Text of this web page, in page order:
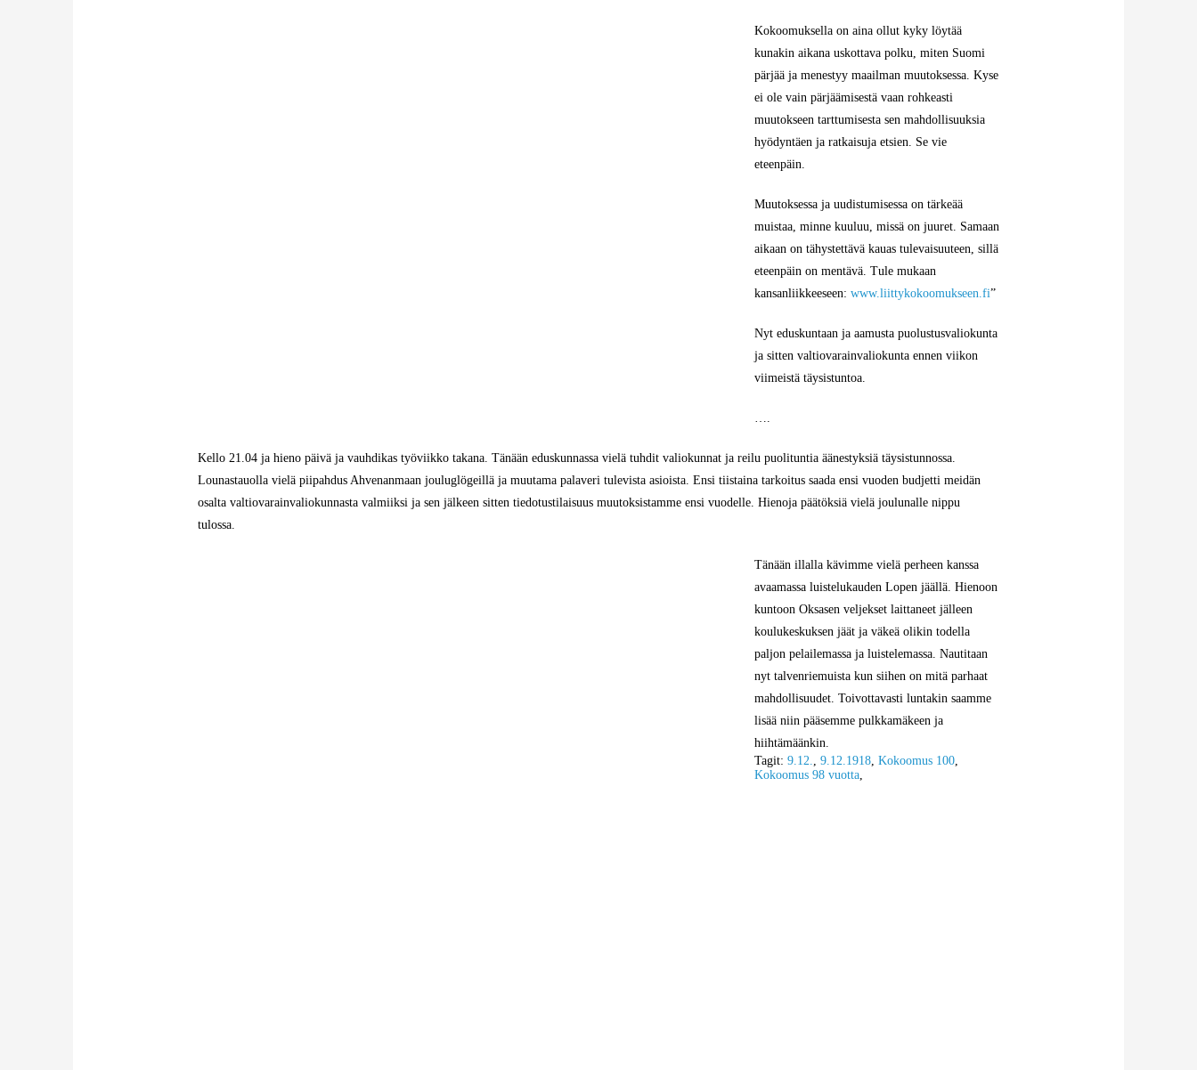
Kokoomuksella on aina ollut kyky löytää
kunakin aikana uskottava polku, miten Suomi
pärjää ja menestyy maailman muutoksessa. Kyse
ei ole vain pärjäämisestä vaan rohkeasti
muutokseen tarttumisesta sen mahdollisuuksia
hyödyntäen ja ratkaisuja etsien. Se vie
eteenpäin.
Muutoksessa ja uudistumisessa on tärkeää
muistaa, minne kuuluu, missä on juuret. Samaan
aikaan on tähystettävä kauas tulevaisuuteen, sillä
eteenpäin on mentävä. Tule mukaan
kansanliikkeeseen: www.liittykokoomukseen.fi”
Nyt eduskuntaan ja aamusta puolustusvaliokunta
ja sitten valtiovarainvaliokunta ennen viikon
viimeistä täysistuntoa.
….
Kello 21.04 ja hieno päivä ja vauhdikas työviikko takana. Tänään eduskunnassa vielä tuhdit valiokunnat ja reilu puolituntia äänestyksiä täysistunnossa.
Lounastauolla vielä piipahdus Ahvenanmaan jouluglögeillä ja muutama palaveri tulevista asioista. Ensi tiistaina tarkoitus saada ensi vuoden budjetti meidän
osalta valtiovarainvaliokunnasta valmiiksi ja sen jälkeen sitten tiedotustilaisuus muutoksistamme ensi vuodelle. Hienoja päätöksiä vielä joulunalle nippu
tulossa.
Tänään illalla kävimme vielä perheen kanssa
avaamassa luistelukauden Lopen jäällä. Hienoon
kuntoon Oksasen veljekset laittaneet jälleen
koulukeskuksen jäät ja väkeä olikin todella
paljon pelailemassa ja luistelemassa. Nautitaan
nyt talvenriemuista kun siihen on mitä parhaat
mahdollisuudet. Toivottavasti luntakin saamme
lisää niin pääsemme pulkkamäkeen ja
hiihtämäänkin.
Tagit: 9.12., 9.12.1918, Kokoomus 100,
Kokoomus 98 vuotta,